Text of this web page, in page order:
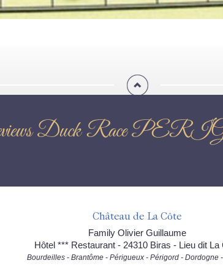
Duck Race
Château de La Côte
Family Olivier Guillaume
Hôtel *** Restaurant - 24310 Biras - Lieu dit La
Bourdeilles - Brantôme - Périgueux - Périgord - Dordogne